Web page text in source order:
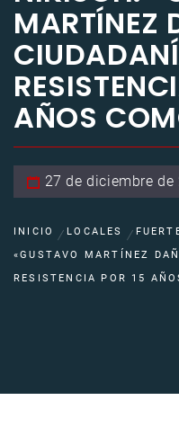
MARTÍNEZ
AÑOS
27 de diciembre de
INICIO LOCALES
«GUSTAVO MARTÍNEZ
RESISTENCIA POR 15